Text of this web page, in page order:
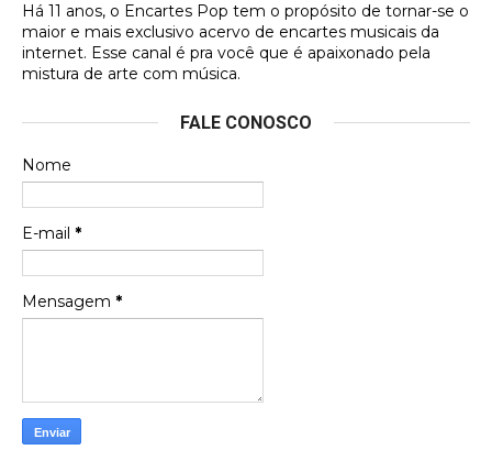
DVD MIDINHO
Francierton
futuras aquisições, e olhando o encarte aqui, me
Francierton
Espero que tenham sentido minha falta, informo
que estou de volta para trazer mais contribuições
Há 11 anos, o Encartes Pop tem o propósito de tornar-se o
maior e mais exclusivo acervo de encartes musicais da
internet. Esse canal é pra você que é apaixonado pela
mistura de arte com música.
FALE CONOSCO
Nome
E-mail *
Mensagem *